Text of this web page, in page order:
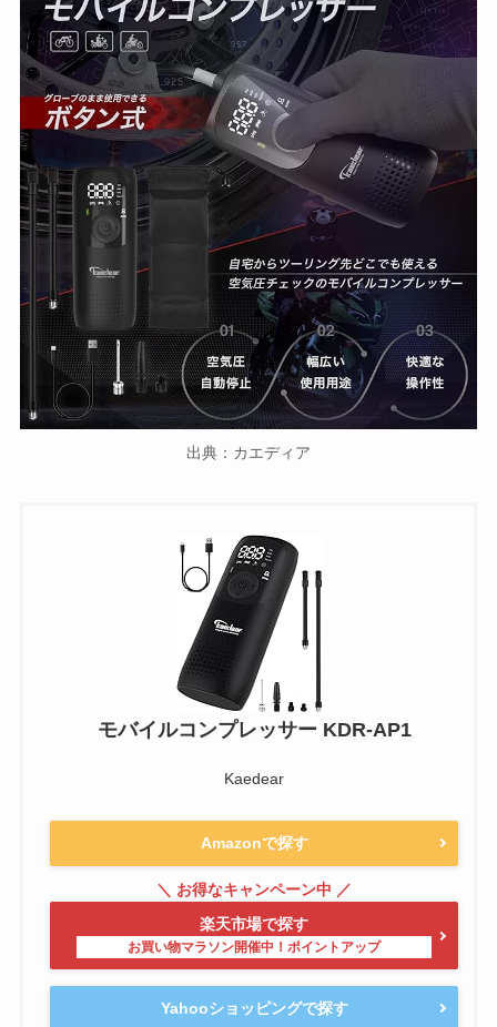
出典：カエディア
モバイルコンプレッサー KDR-AP1
Kaedear
Amazonで探す
楽天市場で探す
Yahooショッピングで探す